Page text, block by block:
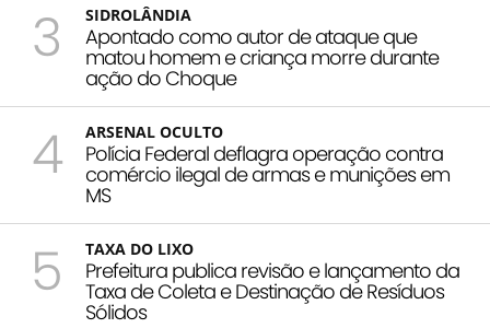
3 SIDROLÂNDIA
Apontado como autor de ataque que
matou homem e criança morre durante
ação do Choque
4 ARSENAL OCULTO
Polícia Federal deflagra operação contra
comércio ilegal de armas e munições em
MS
5 TAXA DO LIXO
Prefeitura publica revisão e lançamento da
Taxa de Coleta e Destinação de Resíduos
Sólidos